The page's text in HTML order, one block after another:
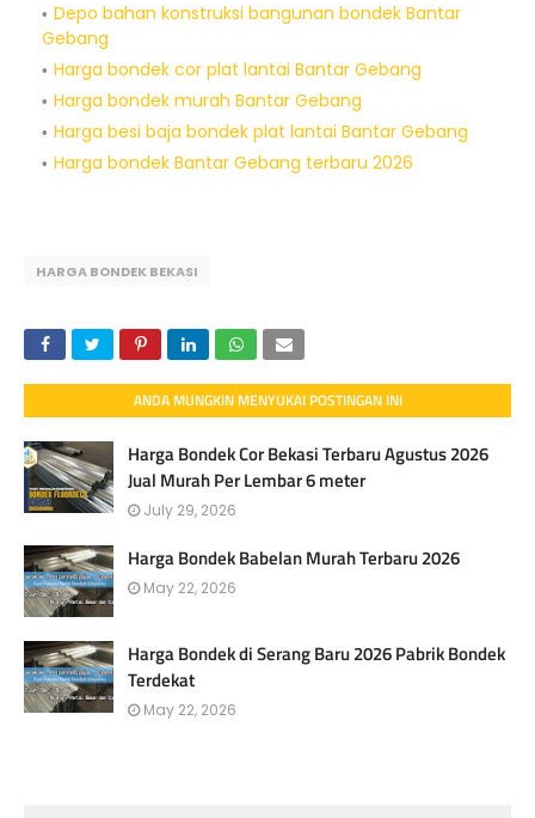
Depo bahan konstruksi bangunan bondek Bantar
Gebang
Harga bondek cor plat lantai Bantar Gebang
Harga bondek murah Bantar Gebang
Harga besi baja bondek plat lantai Bantar Gebang
Harga bondek Bantar Gebang terbaru 2026
HARGA BONDEK BEKASI
ANDA MUNGKIN MENYUKAI POSTINGAN INI
Harga Bondek Cor Bekasi Terbaru Agustus 2026
Jual Murah Per Lembar 6 meter
July 29, 2026
Harga Bondek Babelan Murah Terbaru 2026
May 22, 2026
Harga Bondek di Serang Baru 2026 Pabrik Bondek
Terdekat
May 22, 2026